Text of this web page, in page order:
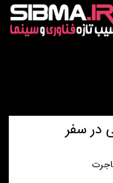
در سفر